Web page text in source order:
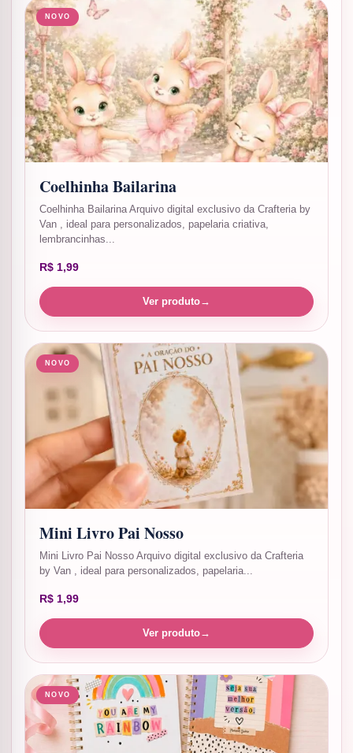
NOVO
Coelhinha Bailarina
Coelhinha Bailarina Arquivo digital exclusivo da Crafteria by
Van , ideal para personalizados, papelaria criativa,
lembrancinhas...
R$ 1,99
Ver produto→
NOVO
Mini Livro Pai Nosso
Mini Livro Pai Nosso Arquivo digital exclusivo da Crafteria
by Van , ideal para personalizados, papelaria...
R$ 1,99
Ver produto→
NOVO